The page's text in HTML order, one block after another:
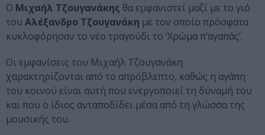
Ο Μιχαήλ Τζουγανάκης θα εμφανιστεί μαζί με το γιό
του Αλέξανδρο Τζουγανάκη με τον οποίο πρόσφατα
κυκλοφόρησαν το νέο τραγούδι το ‘Χρώμα π’αγαπάς’.
Οι εμφανίσεις του Μιχαήλ Τζουγανάκη
χαρακτηρίζονται από το απρόβλεπτο, καθώς η αγάπη
του κοινού είναι αυτή που ενεργοποιεί τη δύναμή του
και που ο ίδιος ανταποδίδει μέσα από τη γλώσσα της
μουσικής του.